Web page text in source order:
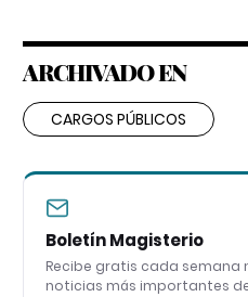
ARCHIVADO EN
CARGOS PÚBLICOS
Boletín Magisterio
Recibe gratis cada semana
noticias más importantes